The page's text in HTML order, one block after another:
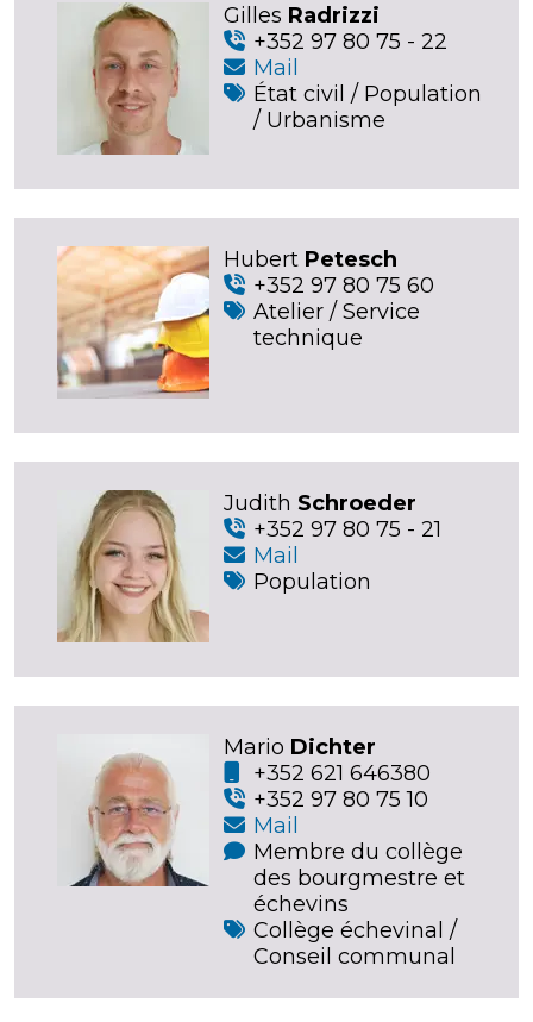
Gilles Radrizzi
+352 97 80 75 - 22
Mail
État civil / Population
/ Urbanisme
Hubert Petesch
+352 97 80 75 60
Atelier / Service
technique
Judith Schroeder
+352 97 80 75 - 21
Mail
Population
Mario Dichter
+352 621 646380
+352 97 80 75 10
Mail
Membre du collège
des bourgmestre et
échevins
Collège échevinal /
Conseil communal